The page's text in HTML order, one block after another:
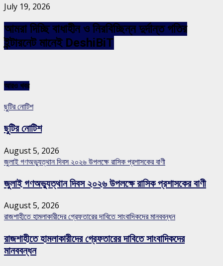
July 19, 2026
আমরা দিচ্ছি বাধাহীন ও নিরবিচ্ছিন্ন দুর্দান্ত গতির
ইন্টারনেট মানেই DeshiBiT
আরও খবর
ছুটির নোটিশ
ছুটির নোটিশ
August 5, 2026
জুলাই গণঅভ্যুত্থান দিবস ২০২৬ উপলক্ষে রাসিক প্রশাসকের বাণী
জুলাই গণঅভ্যুত্থান দিবস ২০২৬ উপলক্ষে রাসিক প্রশাসকের বাণী
August 5, 2026
রাজশাহীতে হামলাকারীদের গ্রেফতারের দাবিতে সাংবাদিকদের মানববন্ধন
রাজশাহীতে হামলাকারীদের গ্রেফতারের দাবিতে সাংবাদিকদের
মানববন্ধন